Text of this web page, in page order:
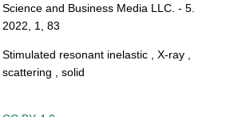
Science and Business Media LLC. - 5.
2022, 1, 83
Stimulated resonant inelastic , X-ray ,
scattering , solid